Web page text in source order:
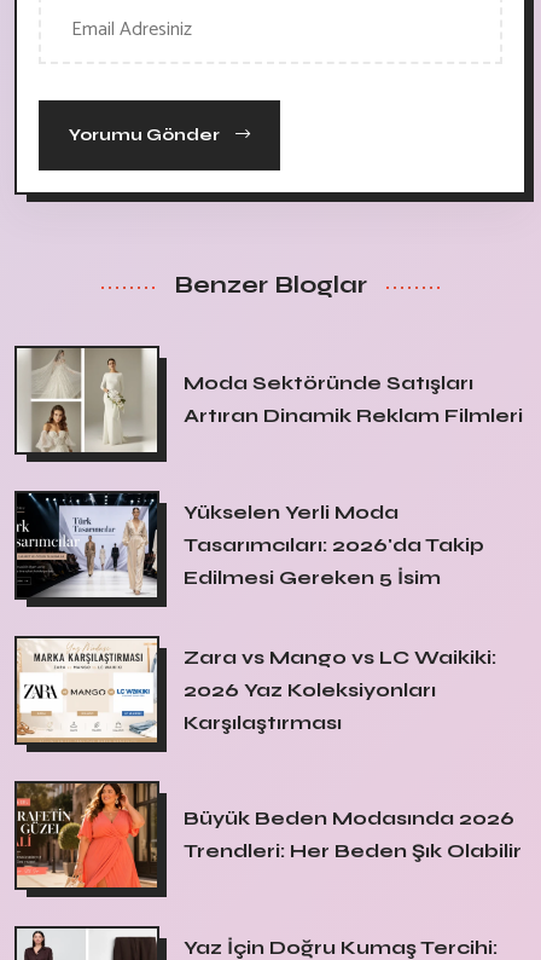
Yorumu Gönder
Benzer Bloglar
Moda Sektöründe Satışları
Artıran Dinamik Reklam Filmleri
Yükselen Yerli Moda
Tasarımcıları: 2026'da Takip
Edilmesi Gereken 5 İsim
Zara vs Mango vs LC Waikiki:
2026 Yaz Koleksiyonları
Karşılaştırması
Büyük Beden Modasında 2026
Trendleri: Her Beden Şık Olabilir
Yaz İçin Doğru Kumaş Tercihi: